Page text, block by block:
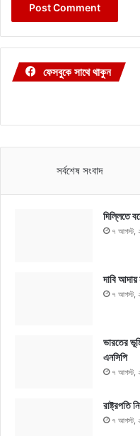
ফেসবুকে সাথে থাকুন
সর্বশেষ সংবাদ
দিল্লিতে
৭ আগস্ট,
দাবি আদায়
৭ আগস্ট,
ভারতের
এনসিপি
৭ আগস্ট,
রাষ্ট্রপতি
৭ আগস্ট,